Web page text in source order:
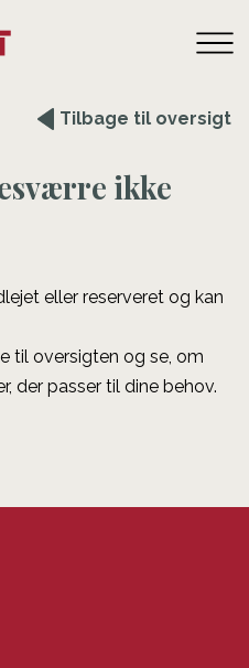
Tilbage til oversigt
ikke
eller reserveret og kan
til oversigten og se, om
der passer til dine behov.